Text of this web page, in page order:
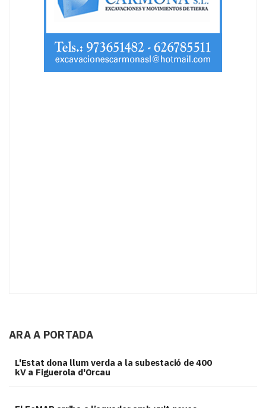
ARA A PORTADA
L'Estat dona llum verda a la subestació de 400
kV a Figuerola d'Orcau